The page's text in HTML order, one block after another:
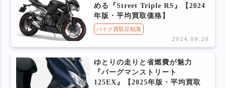
める『Street Triple RS』【2024
年版・平均買取価格】
バイク買取豆知識
2024.09.20
ゆとりの走りと省燃費が魅力
『バーグマンストリート
125EX』【2025年版・平均買取